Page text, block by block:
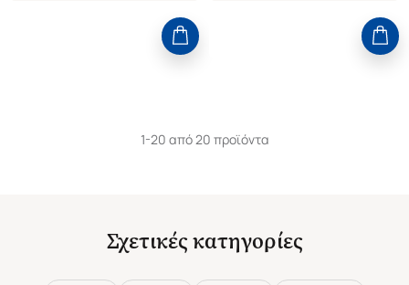
1-20 από 20 προϊόντα
Σχετικές κατηγορίες